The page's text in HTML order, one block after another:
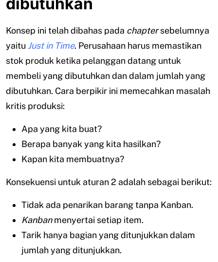
Konsep ini telah dibahas pada chaptersebelumnya
yaitu Just in Time. Perusahaan harus memastikan
stok produk ketika pelanggan datang untuk
membeli yang dibutuhkan dan dalam jumlah yang
dibutuhkan. Cara berpikir ini memecahkan masalah
kritis produksi:
Apa yang kita buat?
Berapa banyak yang kita hasilkan?
Kapan kita membuatnya?
Konsekuensi untuk aturan 2 adalah sebagai berikut:
Tidak ada penarikan barang tanpa Kanban.
Kanbanmenyertai setiap item.
Tarik hanya bagian yang ditunjukkan dalam
jumlah yang ditunjukkan.